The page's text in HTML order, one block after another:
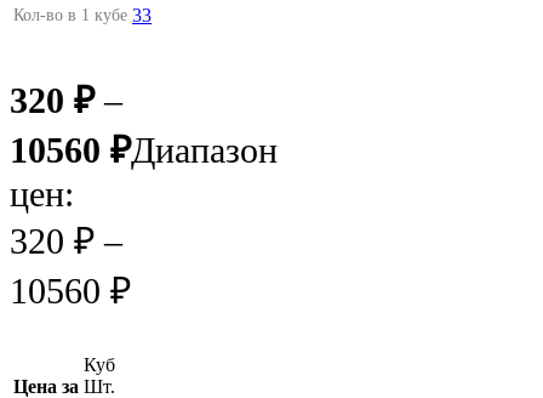
Кол-во в 1 кубе 33
320 ₽ –
10560 ₽Диапазон
цен:
320 ₽ –
10560 ₽
Цена за
Куб
Шт.